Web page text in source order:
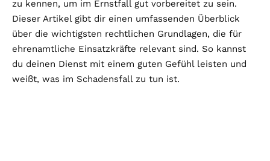
zu kennen, um im Ernstfall gut vorbereitet zu sein.
Dieser Artikel gibt dir einen umfassenden Überblick
über die wichtigsten rechtlichen Grundlagen, die für
ehrenamtliche Einsatzkräfte relevant sind. So kannst
du deinen Dienst mit einem guten Gefühl leisten und
weißt, was im Schadensfall zu tun ist.